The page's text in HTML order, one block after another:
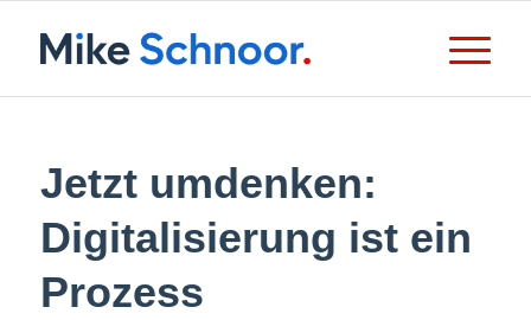
Jetzt umdenken:
Digitalisierung ist ein
Prozess